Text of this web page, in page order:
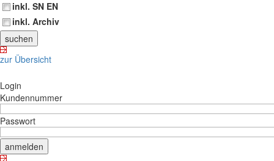
inkl. SN EN
inkl. Archiv
zur Übersicht
Login
Kundennummer
Passwort